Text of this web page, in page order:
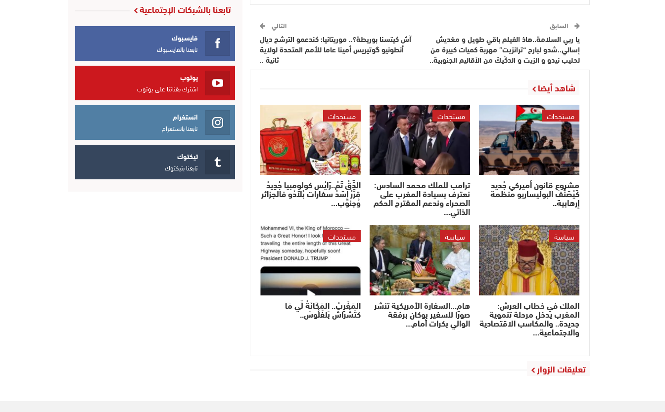
السابق
يا ربي السلامة..هاذ الفيلم باقي طويل و مغديش
إسالي..شدو لبارح “ترانزيت” مهربة كميات كبيرة من
لحليب نيدو و الزيت و الدكّيكّ من الأقاليم الجنوبية..
التالي
آش كيتسنا بوريطة؟.. موريتانيا: كندعمو الترشح ديال
أنطونيو گوتيريس أمينا عاما للأمم المتحدة لولاية
ثانية ..
شاهد أيضا
مستجدات
مشروع قانون أميركي جْديد
كَيْصَنَّفْ البوليساريو منظمة
إرهابية..
مستجدات
ترامب للملك محمد السادس:
نعترف بسيادة المغرب على
الصحراء وندعم المقترح الحكم
الذاتي…
مستجدات
الدَّقْ تَمْ..رَايْس كولومبيا جْدِيدْ
قرَّرْ إِسَدْ سفارات بْلاَدُو فالجزائر
وُجنوب…
سياسة
الملك في خطاب العرش:
المغرب يدخل مرحلة تنموية
جديدة.. والمكاسب الاقتصادية
والاجتماعية…
سياسة
هام…السفارة الأمريكية تنشر
صورًا للسفير بوكان برفقة
الوالي بكرات أمام…
مستجدات
المَغْرِبْ.. المَكَانَةْ لِّي مَا
كَتْشْرَاشْ بْلَفْلُوسْ..
تعليقات الزوار
تابعنا بالشبكات الإجتماعية
فايسبوك
تابعنا بالفايسبوك
يوتوب
اشترك بقناتنا على يوتوب
انستغرام
تابعنا بانستغرام
تيكتوك
تابعنا بتيكتوك